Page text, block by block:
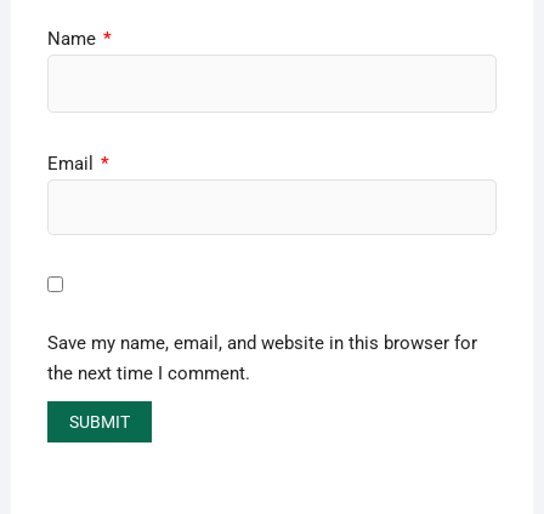
Name *
Email *
Save my name, email, and website in this browser for
the next time I comment.